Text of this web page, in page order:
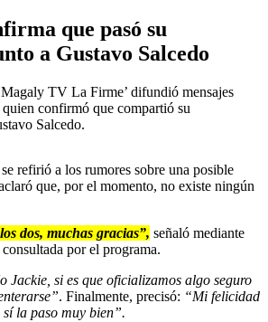
que pasó su
a Gustavo Salcedo
TV La Firme’ difundió mensajes
confirmó que compartió su
Salcedo.
refirió a los rumores sobre una posible
que, por el momento, no existe ningún
dos, muchas gracias”, señaló mediante
por el programa.
Jackie, si es que oficializamos algo seguro
. Finalmente, precisó: “Mi felicidad
sí la paso muy bien”.